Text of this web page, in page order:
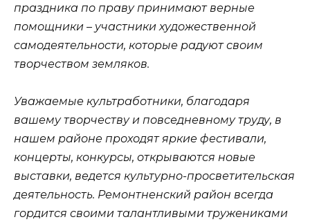
праздника по праву принимают верные
помощники – участники художественной
самодеятельности, которые радуют своим
творчеством земляков.
Уважаемые культработники, благодаря
вашему творчеству и повседневному труду, в
нашем районе проходят яркие фестивали,
концерты, конкурсы, открываются новые
выставки, ведется культурно-просветительская
деятельность. Ремонтненский район всегда
гордится своими талантливыми тружениками